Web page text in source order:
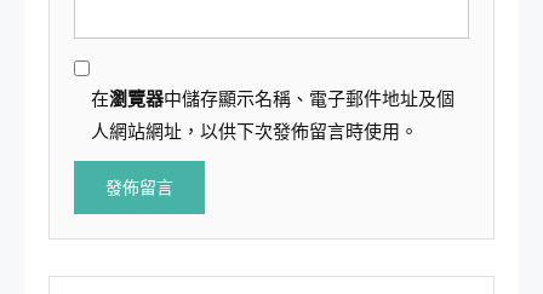
在瀏覽器中儲存顯示名稱、電子郵件地址及個
人網站網址，以供下次發佈留言時使用。